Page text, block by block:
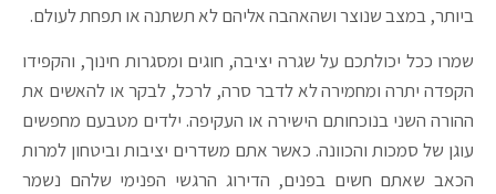
ביותר, במצב שנוצר ושהאהבה אליהם לא תשתנה או תפחת לעולם.
שמרו ככל יכולתכם על שגרה יציבה, חוגים ומסגרות חינוך, והקפידו
הקפדה יתרה ומחמירה לא לדבר סרה, לרכל, לבקר או להאשים את
ההורה השני בנוכחותם הישירה או העקיפה. ילדים מטבעם מחפשים
עוגן של סמכות והכוונה. כאשר אתם משדרים יציבות וביטחון למרות
הכאב שאתם חשים בפנים, הדירוג הרגשי הפנימי שלהם נשמר